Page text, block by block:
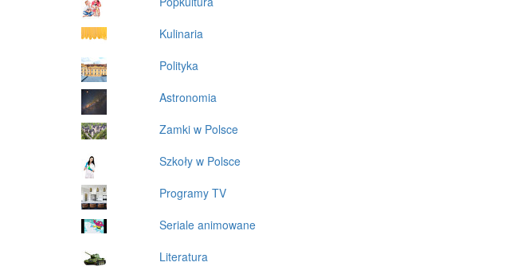
Kulinaria
Polityka
Astronomia
Zamki w Polsce
Szkoły w Polsce
Programy TV
Seriale animowane
Literatura